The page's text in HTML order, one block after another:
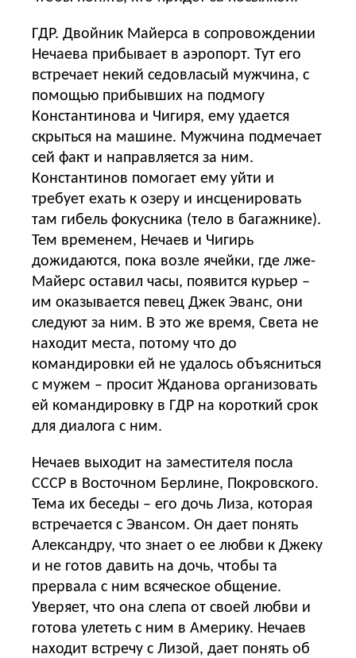
ГДР. Двойник Майерса в сопровождении
Нечаева прибывает в аэропорт. Тут его
встречает некий седовласый мужчина, с
помощью прибывших на подмогу
Константинова и Чигиря, ему удается
скрыться на машине. Мужчина подмечает
сей факт и направляется за ним.
Константинов помогает ему уйти и
требует ехать к озеру и инсценировать
там гибель фокусника (тело в багажнике).
Тем временем, Нечаев и Чигирь
дожидаются, пока возле ячейки, где лже-
Майерс оставил часы, появится курьер –
им оказывается певец Джек Эванс, они
следуют за ним. В это же время, Света не
находит места, потому что до
командировки ей не удалось объясниться
с мужем – просит Жданова организовать
ей командировку в ГДР на короткий срок
для диалога с ним.
Нечаев выходит на заместителя посла
СССР в Восточном Берлине, Покровского.
Тема их беседы – его дочь Лиза, которая
встречается с Эвансом. Он дает понять
Александру, что знает о ее любви к Джеку
и не готов давить на дочь, чтобы та
прервала с ним всяческое общение.
Уверяет, что она слепа от своей любви и
готова улететь с ним в Америку. Нечаев
находит встречу с Лизой, дает понять об